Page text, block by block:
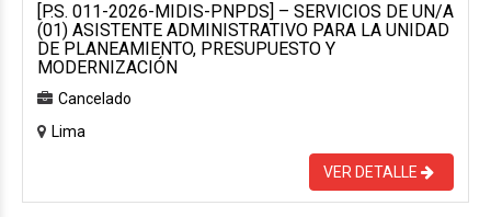
[P.S. 011-2026-MIDIS-PNPDS] – SERVICIOS DE UN/A
(01) ASISTENTE ADMINISTRATIVO PARA LA UNIDAD
DE PLANEAMIENTO, PRESUPUESTO Y
MODERNIZACIÓN
Cancelado
Lima
VER DETALLE